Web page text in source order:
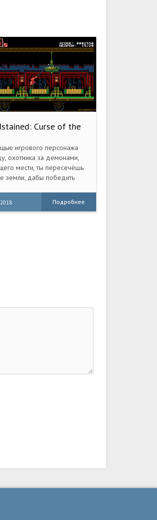
Curse of the
игрового персонажа
охотника за демонами,
мести, ты пересечёшь
земли, дабы победить
в замке тьмы.Подробнее